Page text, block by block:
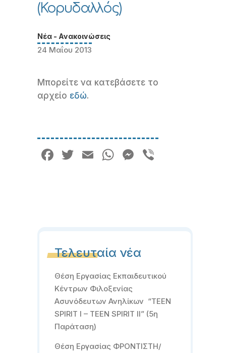
(Κορυδαλλός)
Νέα - Ανακοινώσεις
24 Μαΐου 2013
Μπορείτε να κατεβάσετε το
αρχείο εδώ.
Facebook
Twitter
EmailWhatsApp
Messenger
Τελευταία νέα
Θέση Εργασίας Εκπαιδευτικού
Κέντρων Φιλοξενίας
Ασυνόδευτων Ανηλίκων “TEEN
SPIRIT I – TEEN SPIRIT II” (5η
Παράταση)
Θέση Εργασίας ΦΡΟΝΤΙΣΤΗ/